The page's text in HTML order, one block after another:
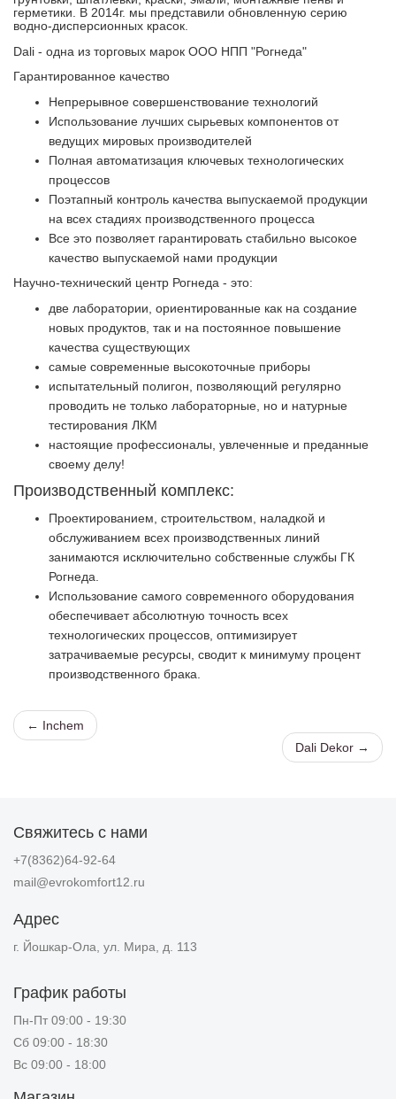
герметики. В 2014г. мы представили обновленную серию
водно-дисперсионных красок.
Dali - одна из торговых марок ООО НПП "Рогнеда"
Гарантированное качество
Непрерывное совершенствование технологий
Использование лучших сырьевых компонентов от
ведущих мировых производителей
Полная автоматизация ключевых технологических
процессов
Поэтапный контроль качества выпускаемой продукции
на всех стадиях производственного процесса
Все это позволяет гарантировать стабильно высокое
качество выпускаемой нами продукции
Научно-технический центр Рогнеда - это:
две лаборатории, ориентированные как на создание
новых продуктов, так и на постоянное повышение
качества существующих
самые современные высокоточные приборы
испытательный полигон, позволяющий регулярно
проводить не только лабораторные, но и натурные
тестирования ЛКМ
настоящие профессионалы, увлеченные и преданные
своему делу!
Производственный комплекс:
Проектированием, строительством, наладкой и
обслуживанием всех производственных линий
занимаются исключительно собственные службы ГК
Рогнеда.
Использование самого современного оборудования
обеспечивает абсолютную точность всех
технологических процессов, оптимизирует
затрачиваемые ресурсы, сводит к минимуму процент
производственного брака.
← Inchem
Dali Dekor →
Свяжитесь с нами
+7(8362)64-92-64
mail@evrokomfort12.ru
Адрес
г. Йошкар-Ола, ул. Мира, д. 113
График работы
Пн-Пт 09:00 - 19:30
Сб 09:00 - 18:30
Вс 09:00 - 18:00